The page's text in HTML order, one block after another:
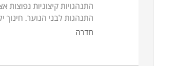
התנהגויות קיצוניות
התנהגות לבני הנוער.
חדרה